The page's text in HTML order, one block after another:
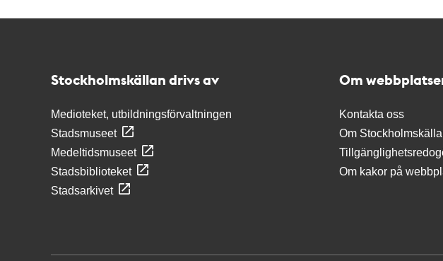
Stockholmskällan drivs av
Medioteket, utbildningsförvaltningen
Stadsmuseet
Medeltidsmuseet
Stadsbiblioteket
Stadsarkivet
Om
Kontakta oss
Om
Om kakor på